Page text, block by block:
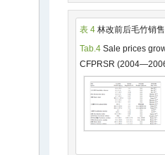
表 4 林改前后毛竹销
Tab.4 Sale prices
CFPRSR